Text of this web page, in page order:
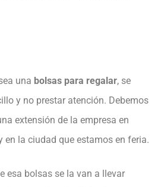
una bolsas para regalar, se
y no prestar atención. Debemos
extensión de la empresa en
en la ciudad que estamos en feria.
esa bolsas se la van a llevar